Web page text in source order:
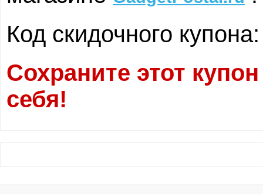
Код скидочного
Сохраните этот
себя!